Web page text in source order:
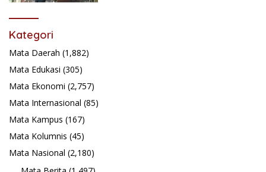
Kategori
Mata Daerah (1,882)
Mata Edukasi (305)
Mata Ekonomi (2,757)
Mata Internasional (85)
Mata Kampus (167)
Mata Kolumnis (45)
Mata Nasional (2,180)